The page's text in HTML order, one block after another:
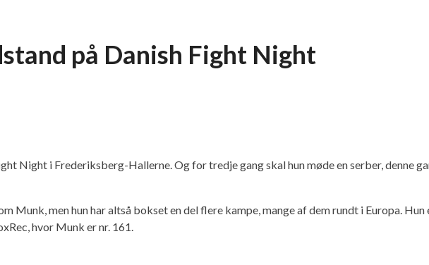
på Danish Fight Night
Night i Frederiksberg-Hallerne. Og for tredje gang skal hun møde en serber, denne
Munk, men hun har altså bokset en del flere kampe, mange af dem rundt i Europa.
hvor Munk er nr. 161.